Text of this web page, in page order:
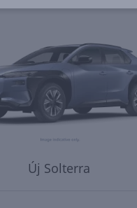
Új Solterra